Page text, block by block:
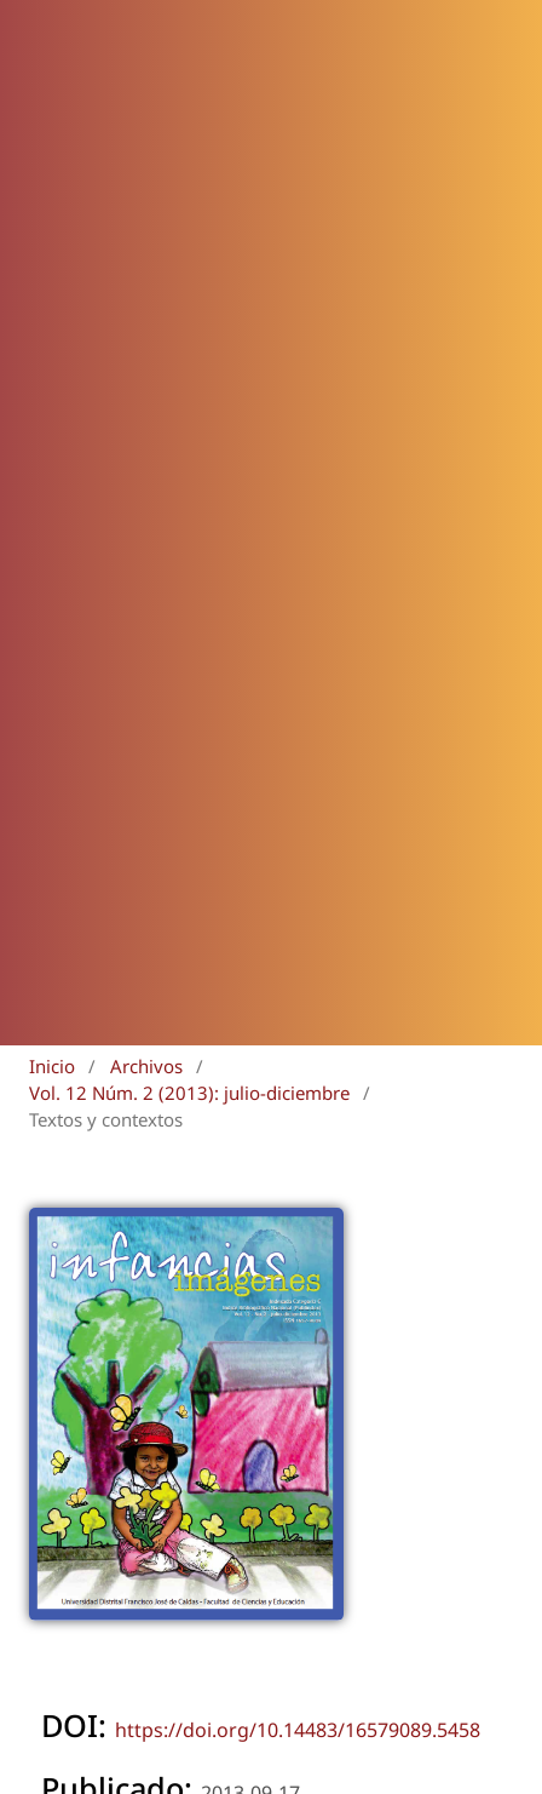
Inicio / Archivos /
Vol. 12 Núm. 2 (2013): julio-diciembre /
Textos y contextos
DOI: https://doi.org/10.14483/16579089.5458